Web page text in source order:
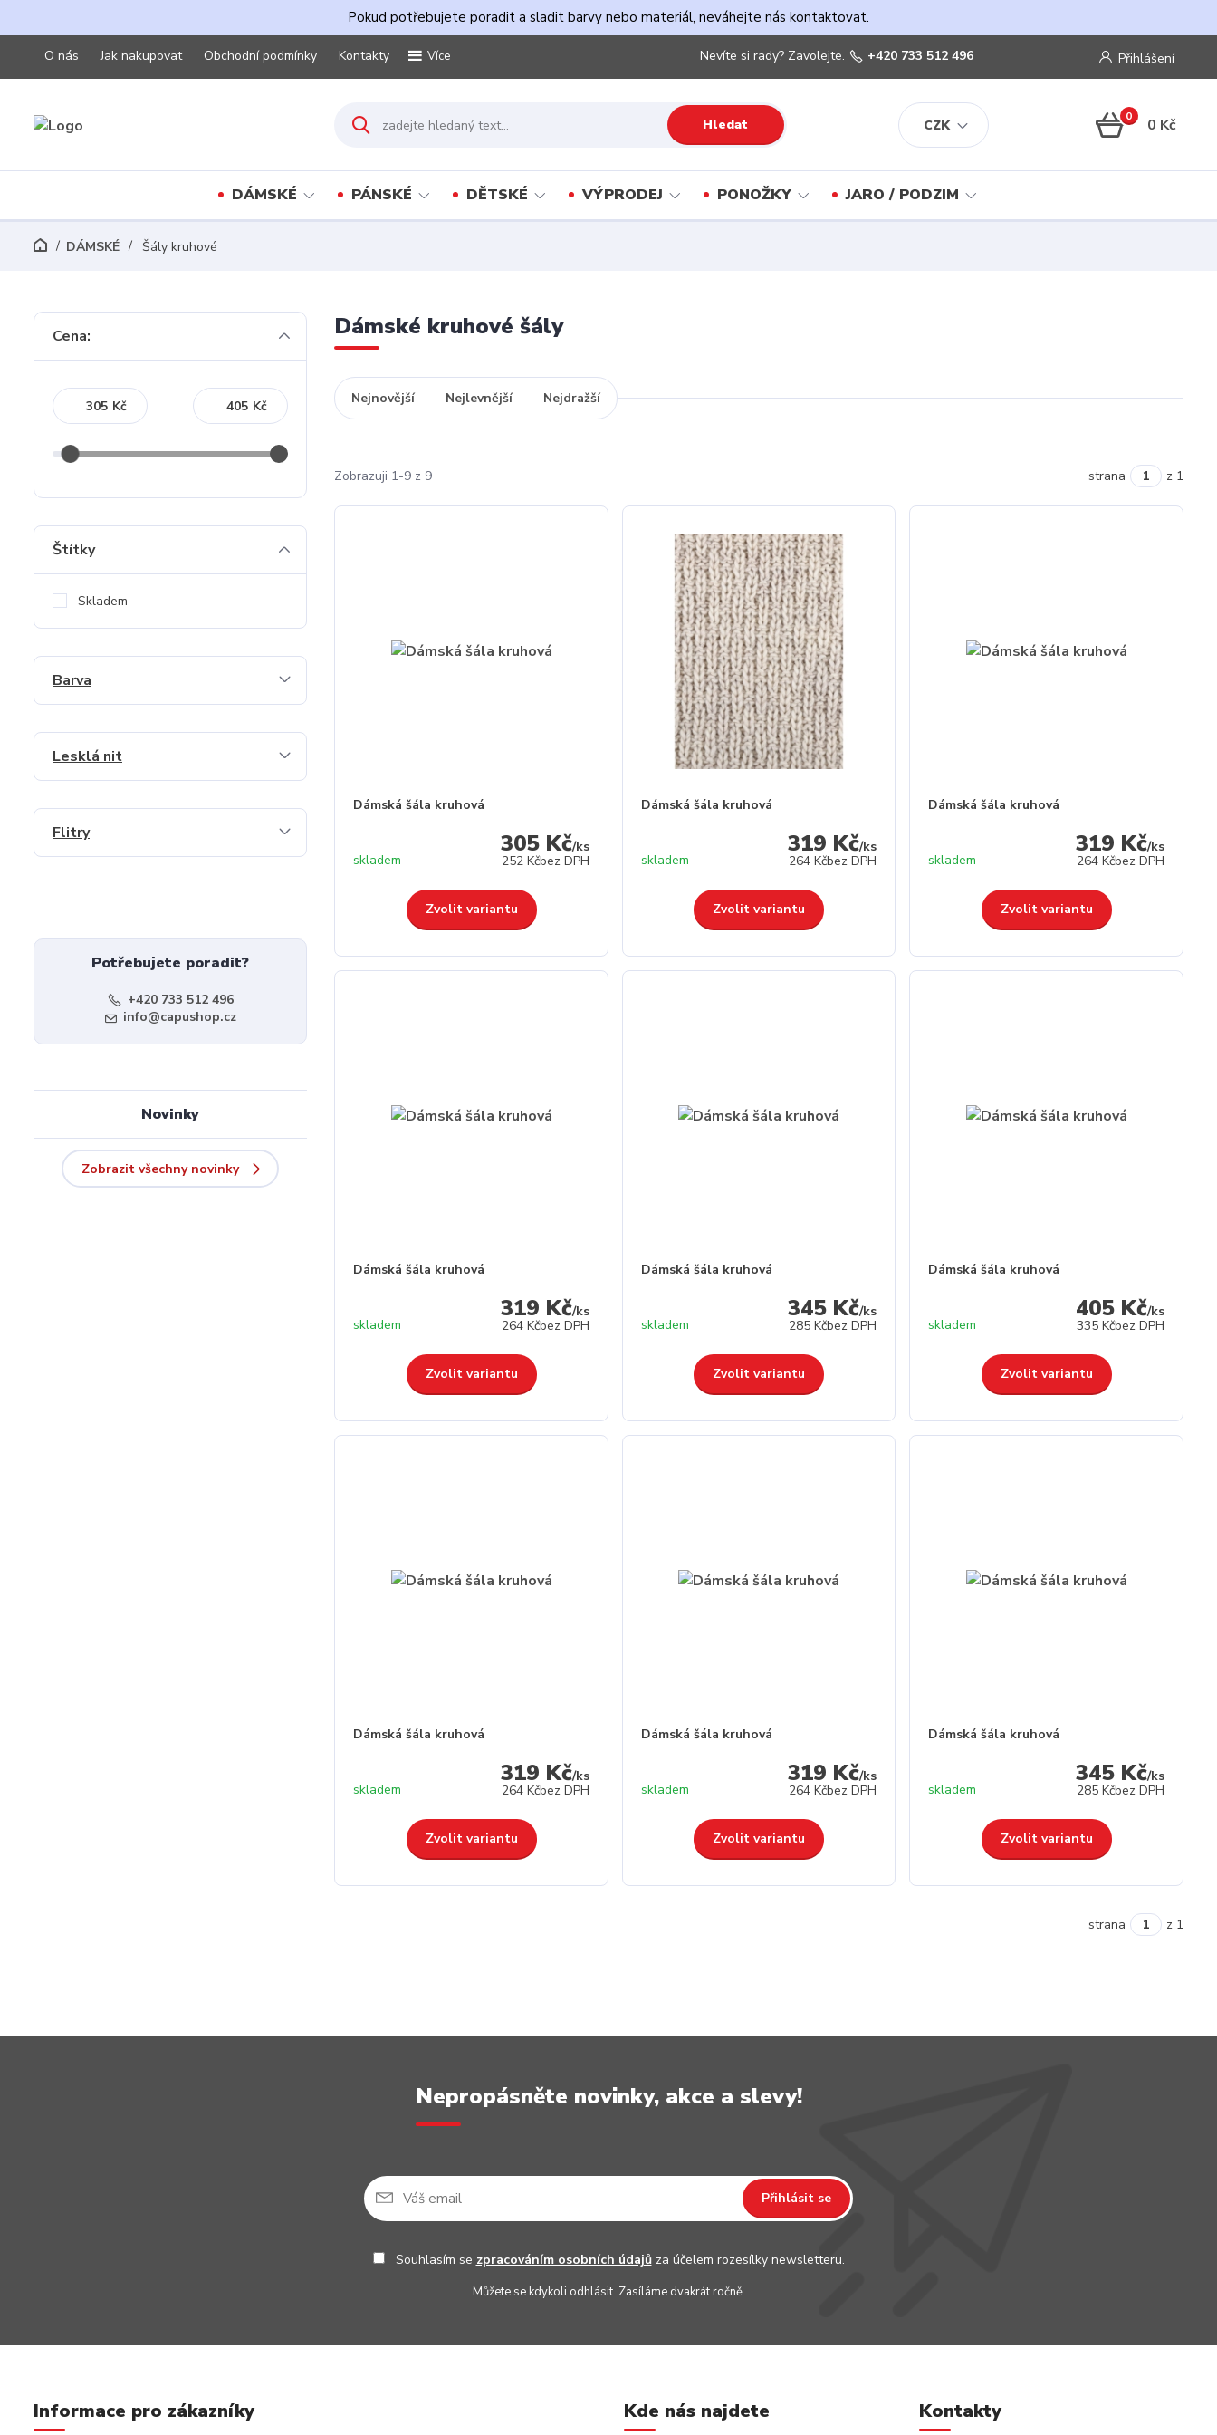
Pokud potřebujete poradit a sladit barvy nebo materiál, neváhejte nás kontaktovat.
O nás Jak nakupovat Obchodní podmínky Kontakty Více
CZK
Přihlášení
Hledat
Nevíte si rady? Zavolejte. +420 733 512 496
0 0 Kč
DÁMSKÉ PÁNSKÉ DĚTSKÉ VÝPRODEJ PONOŽKY JARO / PODZIM
DÁMSKÉ Šály kruhové
Dámské kruhové šály
Nejnovější Nejlevnější Nejdražší
Zobrazuji 1-9 z 9 strana z 1
Dámská šála kruhová
305 Kč/ks
252 Kčbez DPH
skladem
Zvolit variantu
Dámská šála kruhová
319 Kč/ks
264 Kčbez DPH
skladem
Zvolit variantu
Dámská šála kruhová
319 Kč/ks
264 Kčbez DPH
skladem
Zvolit variantu
Dámská šála kruhová
319 Kč/ks
264 Kčbez DPH
skladem
Zvolit variantu
Dámská šála kruhová
345 Kč/ks
285 Kčbez DPH
skladem
Zvolit variantu
Dámská šála kruhová
405 Kč/ks
335 Kčbez DPH
skladem
Zvolit variantu
Dámská šála kruhová
319 Kč/ks
264 Kčbez DPH
skladem
Zvolit variantu
Dámská šála kruhová
319 Kč/ks
264 Kčbez DPH
skladem
Zvolit variantu
Dámská šála kruhová
345 Kč/ks
285 Kčbez DPH
skladem
Zvolit variantu
strana z 1
Cena:
Kč Kč
Štítky
Skladem
Barva
Lesklá nit
Flitry
Potřebujete poradit?
+420 733 512 496
info@capushop.cz
Novinky
Zobrazit všechny novinky
Nepropásněte novinky, akce a slevy!
Přihlásit se
Souhlasím se zpracováním osobních údajůza účelem rozesílky newsletteru.
Můžete se kdykoli odhlásit. Zasíláme dvakrát ročně.
Informace pro zákazníky Kde nás najdete Kontakty